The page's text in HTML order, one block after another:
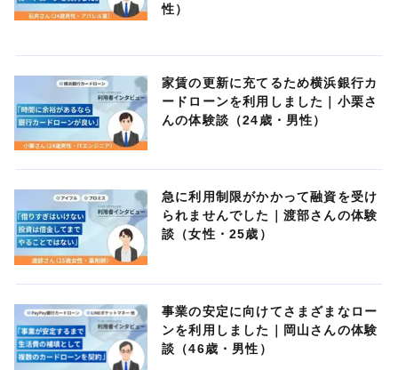
性）
家賃の更新に充てるため横浜銀行カ
ードローンを利用しました｜小栗さ
んの体験談（24歳・男性）
急に利用制限がかかって融資を受け
られませんでした｜渡部さんの体験
談（女性・25歳）
事業の安定に向けてさまざまなロー
ンを利用しました｜岡山さんの体験
談（46歳・男性）